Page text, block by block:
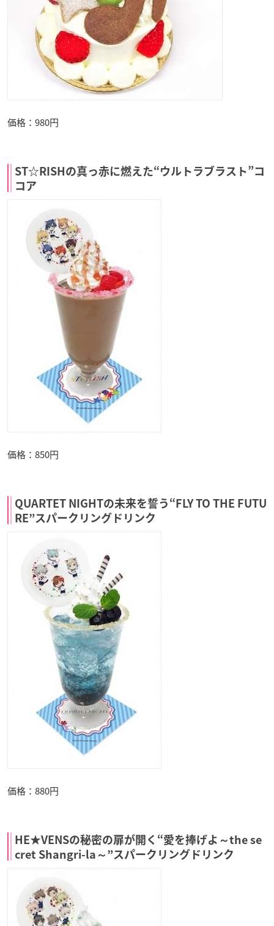
価格：980円
ST☆RISHの真っ赤に燃えた“ウルトラブラスト”コ
コア
価格：850円
QUARTET NIGHTの未来を誓う“FLY TO THE FUTU
RE”スパークリングドリンク
価格：880円
HE★VENSの秘密の扉が開く“愛を捧げよ～the se
cret Shangri-la～”スパークリングドリンク